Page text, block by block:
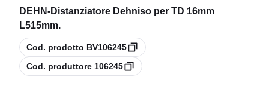
DEHN-Distanziatore Dehniso per TD 16mm
L515mm.
copiaCod. prodotto BV106245
copiaCod. produttore 106245